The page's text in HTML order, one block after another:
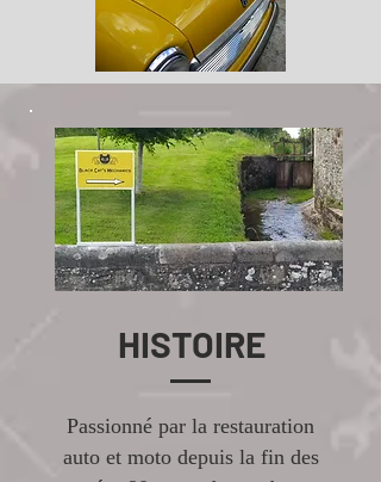
HISTOIRE
Passionné par la restauration
auto et moto depuis la fin des